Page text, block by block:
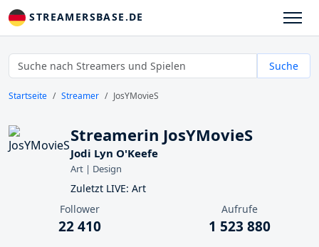
STREAMERSBASE.DE
Suche
Startseite Streamer JosYMovieS
Streamerin JosYMovieS
Jodi Lyn O'Keefe
Art | Design
Zuletzt LIVE: Art
Follower
22 410
Aufrufe
1 523 880